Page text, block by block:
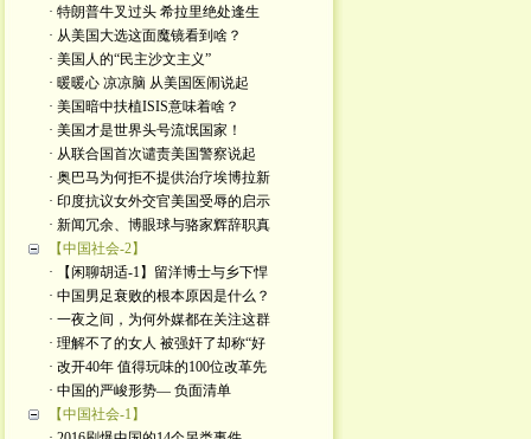
· 特朗普牛叉过头 希拉里绝处逢生
· 从美国大选这面魔镜看到啥？
· 美国人的“民主沙文主义”
· 暖暖心 凉凉脑 从美国医闹说起
· 美国暗中扶植ISIS意味着啥？
· 美国才是世界头号流氓国家！
· 从联合国首次谴责美国警察说起
· 奥巴马为何拒不提供治疗埃博拉新
· 印度抗议女外交官美国受辱的启示
· 新闻冗余、博眼球与骆家辉辞职真
【中国社会-2】
· 【闲聊胡适-1】留洋博士与乡下悍
· 中国男足衰败的根本原因是什么？
· 一夜之间，为何外媒都在关注这群
· 理解不了的女人 被强奸了却称“好
· 改开40年 值得玩味的100位改革先
· 中国的严峻形势— 负面清单
【中国社会-1】